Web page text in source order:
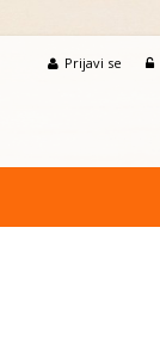
Prijavi se